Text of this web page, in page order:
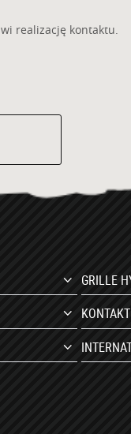
realizację kontaktu.
GRILLE
KONTAKT